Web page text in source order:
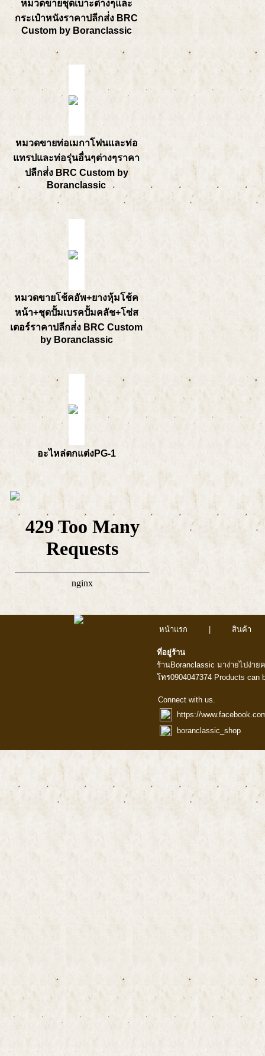
หมวดขายชุดเบาะต่างๆและ
กระเป๋าหนังราคาปลีกส่่ง BRC
Custom by Boranclassic
หมวดขายท่อเมกาโฟนและท่อ
แทรปและท่อรุ่นอื่นๆต่างๆราคา
ปลีกส่่ง BRC Custom by
Boranclassic
หมวดขายโช้คอัพ+ยางหุ้มโช้ค
หน้า+ชุดปั้มเบรคปั้มคลัช+โซ่ส
เตอร์ราคาปลีกส่่ง BRC Custom
by Boranclassic
อะไหล่ตกแต่งPG-1
หน้าแรก สินค้า
ที่อยู่ร้าน
ร้านBoranclassic มาง่ายไปง่า
โทร0904047374 Products can
Connect with us.
https://
boranclassic_shop